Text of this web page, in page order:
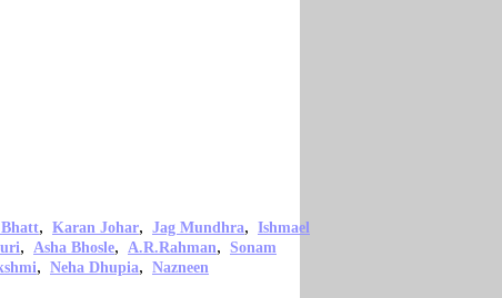
Bhatt, Karan Johar, Jag Mundhra, Ishmael
, Asha Bhosle, A.R.Rahman, Sonam
, Neha Dhupia, Nazneen